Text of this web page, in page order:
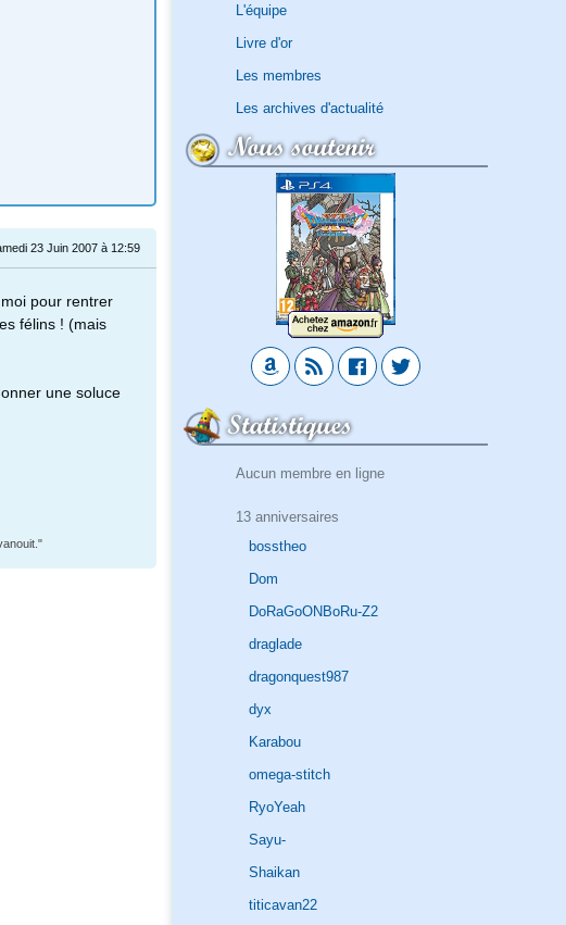
L'équipe
Livre d'or
Les membres
Les archives d'actualité
Nous soutenir
Statistiques
Aucun membre en ligne
13 anniversaires
bosstheo
Dom
DoRaGoONBoRu-Z2
draglade
dragonquest987
dyx
Karabou
omega-stitch
RyoYeah
Sayu-
Shaikan
titicavan22
23 Juin 2007 à 12:59
pour rentrer
félins ! (mais
une soluce